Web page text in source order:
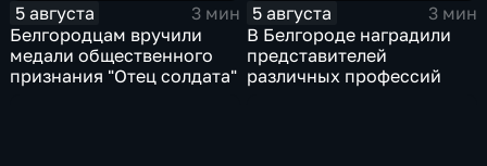
5 августа
3 мин
Белгородцам вручили
медали общественного
признания "Отец солдата"
5 августа
3 мин
В Белгороде наградили
представителей
различных профессий